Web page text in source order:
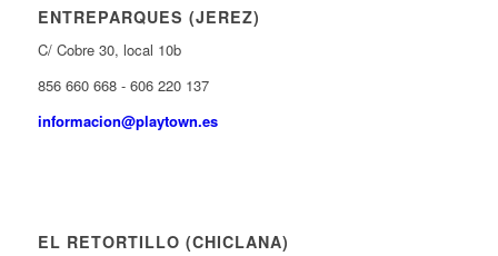
ENTREPARQUES (JEREZ)
C/ Cobre 30, local 10b
856 660 668 - 606 220 137
informacion@playtown.es
EL RETORTILLO (CHICLANA)